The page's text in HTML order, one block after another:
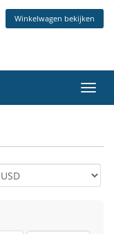
Winkelwagen bekijken